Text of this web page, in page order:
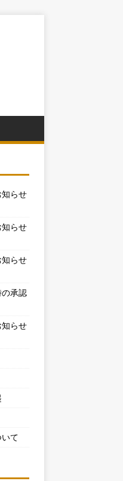
らせ
らせ
らせ
承認
らせ
て